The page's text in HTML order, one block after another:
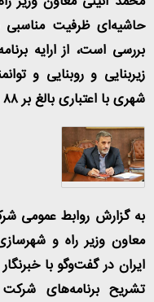
حاشیه‌ای ظرفیت‌
زیربنایی و روبنایی و
شهری با اعتباری بالغ بر ۸۸ هزار میلیاردتومان خبر داد
به گزارش روابط عمومی
معاون وزیر راه و
ایران در گفت‌وگو با
تشریح برنامه‌های